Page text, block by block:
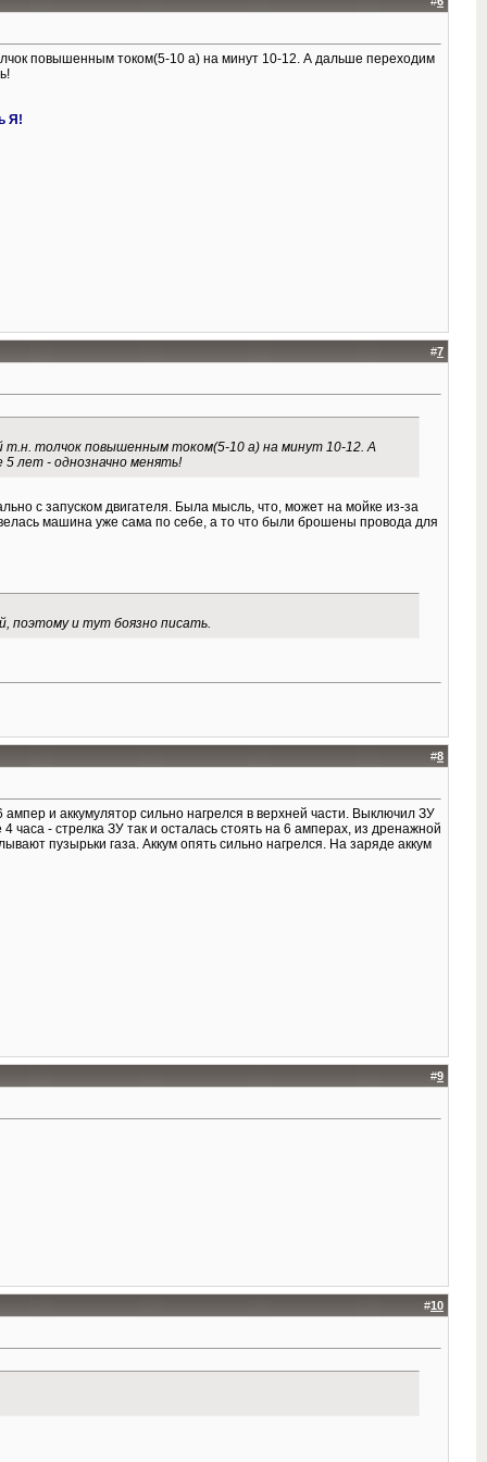
повышенным током(5-10 а) на минут 10-12. А дальше переходим
Я!
#7
т.н. толчок повышенным током(5-10 а) на минут 10-12. А
лет - однозначно менять!
с запуском двигателя. Была мысль, что, может на мойке из-за
машина уже сама по себе, а то что были брошены провода для
поэтому и тут боязно писать.
#8
и аккумулятор сильно нагрелся в верхней части. Выключил ЗУ
- стрелка ЗУ так и осталась стоять на 6 амперах, из дренажной
пузырьки газа. Аккум опять сильно нагрелся. На заряде аккум
#9
#10